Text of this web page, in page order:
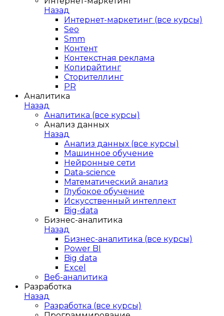
Назад
Интернет-маркетинг (все курсы)
Seo
Smm
Контент
Контекстная реклама
Копирайтинг
Сторителлинг
PR
Аналитика
Назад
Аналитика (все курсы)
Анализ данных
Назад
Анализ данных (все курсы)
Машинное обучение
Нейронные сети
Data-science
Математический анализ
Глубокое обучение
Искусственный интеллект
Big-data
Бизнес-аналитика
Назад
Бизнес-аналитика (все курсы)
Power BI
Big data
Excel
Веб-аналитика
Разработка
Назад
Разработка (все курсы)